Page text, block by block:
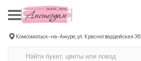
Комсомольск-на-Амуре, ул. Красногвардейская 36